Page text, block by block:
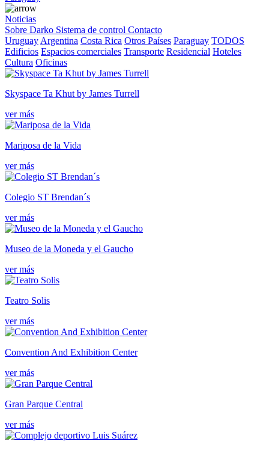
Noticias
Sobre Darko Sistema de control Contacto
Uruguay Argentina Costa Rica Otros Países Paraguay TODOS
Edificios Espacios comerciales Transporte Residencial Hoteles
Cultura Oficinas
Skyspace Ta Khut by James Turrell
ver más
Mariposa de la Vida
ver más
Colegio ST Brendan´s
ver más
Museo de la Moneda y el Gaucho
ver más
Teatro Solis
ver más
Convention And Exhibition Center
ver más
Gran Parque Central
ver más